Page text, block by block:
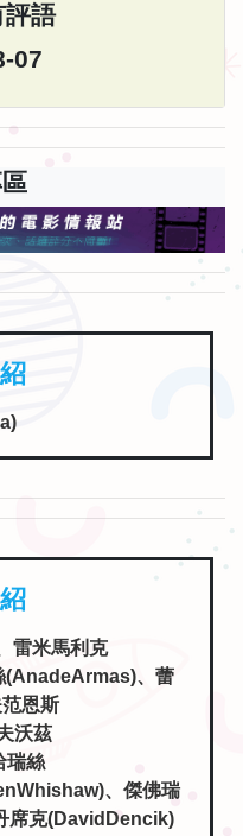
評語
07
雷米馬利克
(AnadeArmas)、蕾
恩斯
沃茲
瑞絲
、傑佛瑞
席克(DavidDencik)